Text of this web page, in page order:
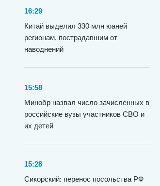
16:29
Китай выделил 330 млн юаней
регионам, пострадавшим от
наводнений
15:58
Минобр назвал число зачисленных в
российские вузы участников СВО и
их детей
15:28
Сикорский: перенос посольства РФ